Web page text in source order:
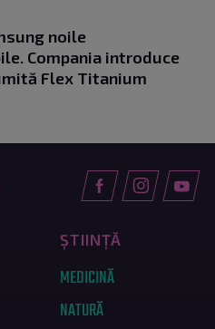
noile
Compania introduce
Flex Titanium
ȘTIINȚĂ
MEDICINĂ
NATURĂ